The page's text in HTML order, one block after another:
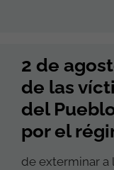
2 de
de las
del
por el
de exterminar a